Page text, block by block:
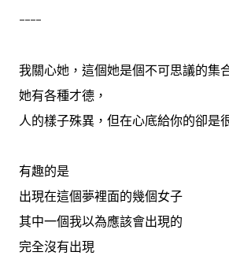
----
我關心她，這個她是個不可思議的集
她有各種才德，
人的樣子殊異，但在心底給你的卻是
有趣的是
出現在這個夢裡面的幾個女子
其中一個我以為應該會出現的
完全沒有出現